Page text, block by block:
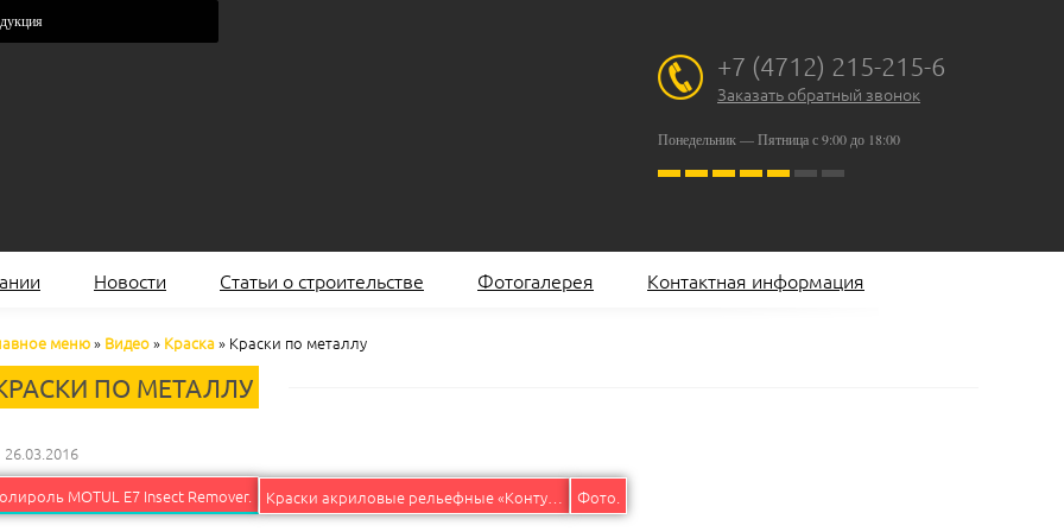
+7 (4712) 215-215-6
Заказать обратный звонок
Понедельник — Пятница с 9:00 до 18:00
Новости Статьи о строительстве Фотогалерея Контактная информация
меню» Видео» Краска» Краски по металлу
ПО МЕТАЛЛУ
26.03.2016
MOTUL E7 Insect Remover.
Краски акриловые рельефные «Контур». Фото.